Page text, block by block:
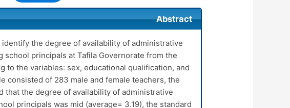
Abstract
the degree of availability of administrative
school principals at Tafila Governorate from the
to the variables: sex, educational qualification, and
consisted of 283 male and female teachers, the
that the degree of availability of administrative
principals was mid (average= 3.19), the standard